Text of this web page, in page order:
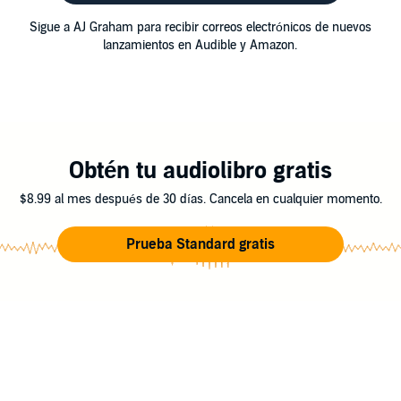
Sigue a AJ Graham para recibir correos electrónicos de nuevos
lanzamientos en Audible y Amazon.
Obtén tu audiolibro gratis
$8.99 al mes después de 30 días. Cancela en cualquier momento.
Prueba Standard gratis